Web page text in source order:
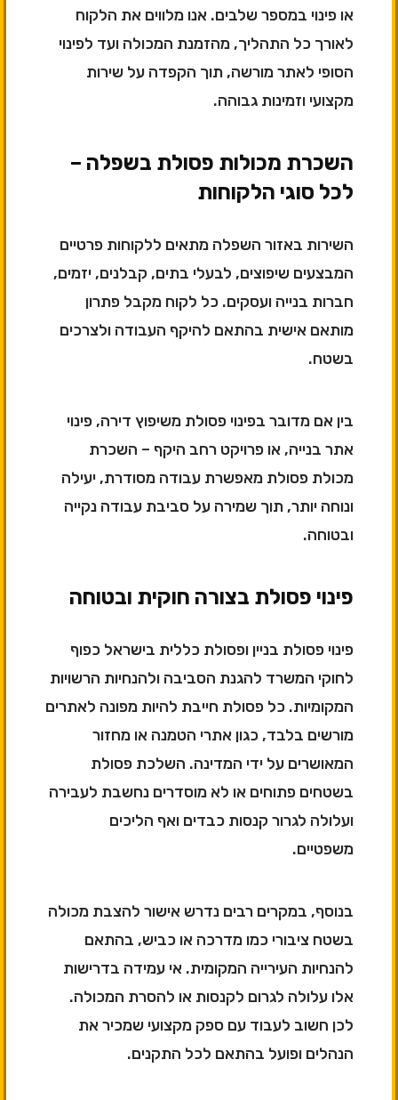
או פינוי במספר שלבים. אנו מלווים את הלקוח
לאורך כל התהליך, מהזמנת המכולה ועד לפינוי
הסופי לאתר מורשה, תוך הקפדה על שירות
מקצועי וזמינות גבוהה.
השכרת מכולות פסולת בשפלה –
לכל סוגי הלקוחות
השירות באזור השפלה מתאים ללקוחות פרטיים
המבצעים שיפוצים, לבעלי בתים, קבלנים, יזמים,
חברות בנייה ועסקים. כל לקוח מקבל פתרון
מותאם אישית בהתאם להיקף העבודה ולצרכים
בשטח.
בין אם מדובר בפינוי פסולת משיפוץ דירה, פינוי
אתר בנייה, או פרויקט רחב היקף – השכרת
מכולת פסולת מאפשרת עבודה מסודרת, יעילה
ונוחה יותר, תוך שמירה על סביבת עבודה נקייה
ובטוחה.
פינוי פסולת בצורה חוקית ובטוחה
פינוי פסולת בניין ופסולת כללית בישראל כפוף
לחוקי המשרד להגנת הסביבה ולהנחיות הרשויות
המקומיות. כל פסולת חייבת להיות מפונה לאתרים
מורשים בלבד, כגון אתרי הטמנה או מחזור
המאושרים על ידי המדינה. השלכת פסולת
בשטחים פתוחים או לא מוסדרים נחשבת לעבירה
ועלולה לגרור קנסות כבדים ואף הליכים
משפטיים.
בנוסף, במקרים רבים נדרש אישור להצבת מכולה
בשטח ציבורי כמו מדרכה או כביש, בהתאם
להנחיות העירייה המקומית. אי עמידה בדרישות
אלו עלולה לגרום לקנסות או להסרת המכולה.
לכן חשוב לעבוד עם ספק מקצועי שמכיר את
הנהלים ופועל בהתאם לכל התקנים.